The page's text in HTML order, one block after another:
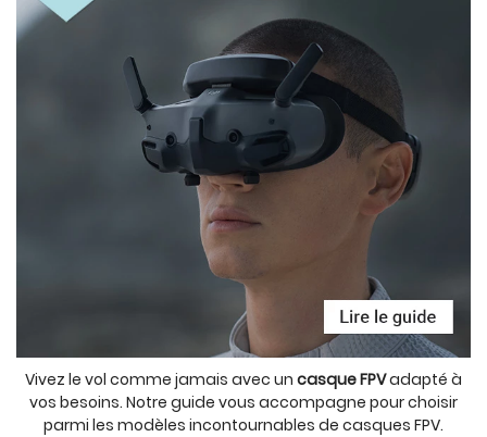
Vivez le vol comme jamais avec un casque FPVadapté à
vos besoins. Notre guide vous accompagne pour choisir
parmi les modèles incontournables de casques FPV.